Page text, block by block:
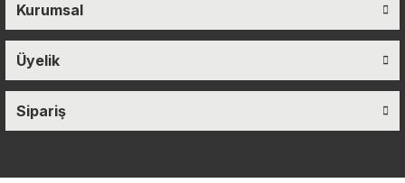
Kurumsal
Üyelik
Sipariş